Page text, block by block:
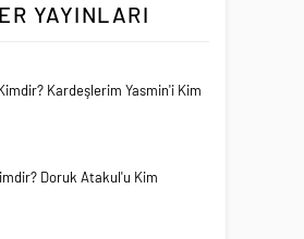
YAYINLARI
Kardeşlerim Yasmin'i Kim
Doruk Atakul'u Kim